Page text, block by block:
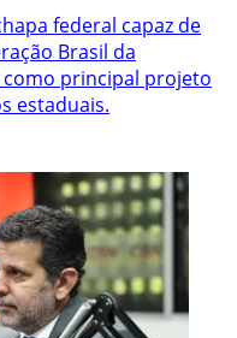
federal capaz de
Brasil da
como principal projeto
estaduais.